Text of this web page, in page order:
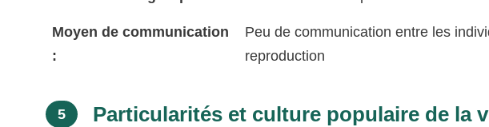
Moyen de communication
:
Peu de communication entre les
reproduction
5 Particularités et culture populaire de la